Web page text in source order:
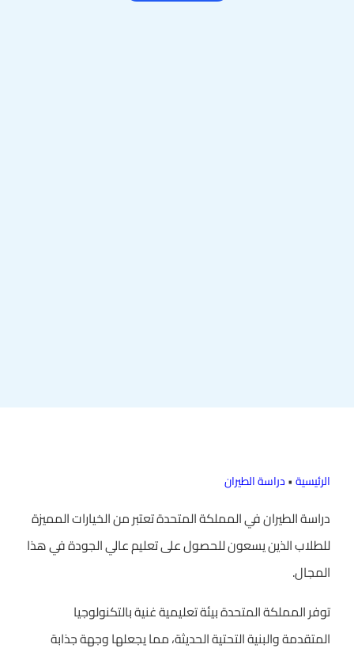
الرئيسية•دراسة الطيران
دراسة الطيران في المملكة المتحدة تعتبر من الخيارات المميزة
للطلاب الذين يسعون للحصول على تعليم عالي الجودة في هذا
المجال.
توفر المملكة المتحدة بيئة تعليمية غنية بالتكنولوجيا
المتقدمة والبنية التحتية الحديثة، مما يجعلها وجهة جذابة